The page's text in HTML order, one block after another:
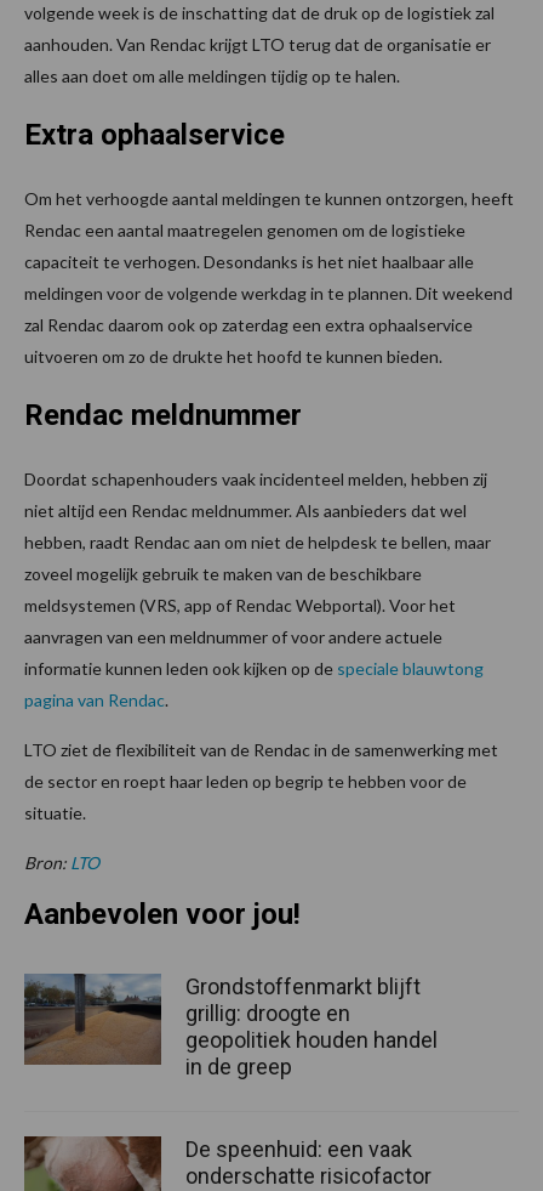
volgende week is de inschatting dat de druk op de logistiek zal
aanhouden. Van Rendac krijgt LTO terug dat de organisatie er
alles aan doet om alle meldingen tijdig op te halen.
Extra ophaalservice
Om het verhoogde aantal meldingen te kunnen ontzorgen, heeft
Rendac een aantal maatregelen genomen om de logistieke
capaciteit te verhogen. Desondanks is het niet haalbaar alle
meldingen voor de volgende werkdag in te plannen. Dit weekend
zal Rendac daarom ook op zaterdag een extra ophaalservice
uitvoeren om zo de drukte het hoofd te kunnen bieden.
Rendac meldnummer
Doordat schapenhouders vaak incidenteel melden, hebben zij
niet altijd een Rendac meldnummer. Als aanbieders dat wel
hebben, raadt Rendac aan om niet de helpdesk te bellen, maar
zoveel mogelijk gebruik te maken van de beschikbare
meldsystemen (VRS, app of Rendac Webportal). Voor het
aanvragen van een meldnummer of voor andere actuele
informatie kunnen leden ook kijken op de speciale blauwtong
pagina van Rendac.
LTO ziet de flexibiliteit van de Rendac in de samenwerking met
de sector en roept haar leden op begrip te hebben voor de
situatie.
Bron: LTO
Aanbevolen voor jou!
Grondstoffenmarkt blijft
grillig: droogte en
geopolitiek houden handel
in de greep
De speenhuid: een vaak
onderschatte risicofactor